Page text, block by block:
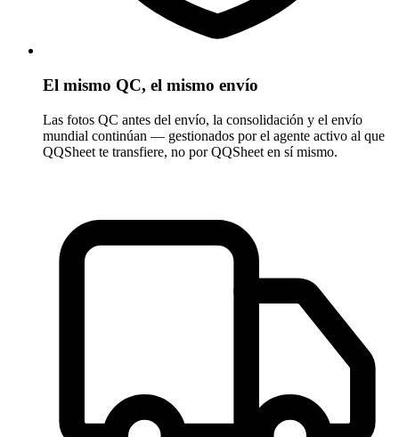
El mismo QC, el mismo envío
Las fotos QC antes del envío, la consolidación y el envío
mundial continúan — gestionados por el agente activo al que
QQSheet te transfiere, no por QQSheet en sí mismo.